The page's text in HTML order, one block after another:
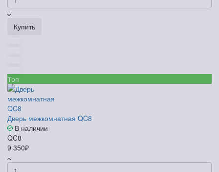
Купить
Топ
Дверь межкомнатная QC8
В наличии
QC8
9 350₽